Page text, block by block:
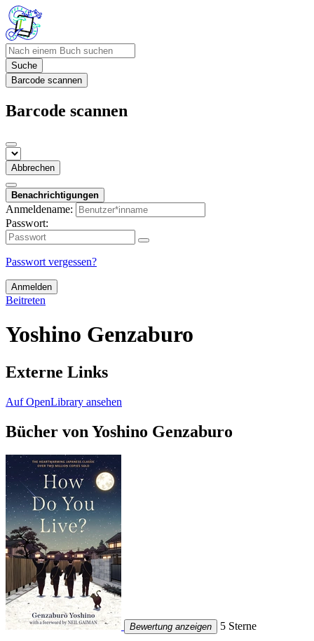
Suche
Barcode scannen
Barcode scannen
Abbrechen
Benachrichtigungen
Anmeldename:
Passwort:
Passwort vergessen?
Anmelden
Beitreten
Yoshino Genzaburo
Externe Links
Auf OpenLibrary ansehen
Bücher von Yoshino Genzaburo
Bewertung anzeigen 5 Sterne